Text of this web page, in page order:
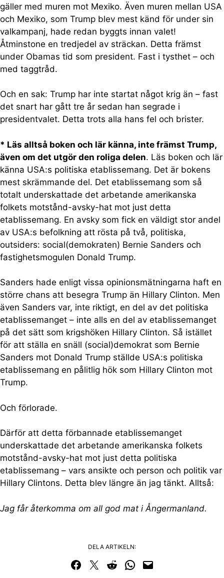
gäller med muren mot Mexiko. Även muren mellan USA
och Mexiko, som Trump blev mest känd för under sin
valkampanj, hade redan byggts innan valet!
Åtminstone en tredjedel av sträckan. Detta främst
under Obamas tid som president. Fast i tysthet – och
med taggtråd.
Och en sak: Trump har inte startat något krig än – fast
det snart har gått tre år sedan han segrade i
presidentvalet. Detta trots alla hans fel och brister.
* Läs alltså boken och lär känna, inte främst Trump,
även om det utgör den roliga delen. Läs boken och lär
känna USA:s politiska etablissemang. Det är bokens
mest skrämmande del. Det etablissemang som så
totalt underskattade det arbetande amerikanska
folkets motstånd-avsky-hat mot just detta
etablissemang. En avsky som fick en väldigt stor andel
av USA:s befolkning att rösta på två, politiska,
outsiders: social(demokraten) Bernie Sanders och
fastighetsmogulen Donald Trump.
Sanders hade enligt vissa opinionsmätningarna haft en
större chans att besegra Trump än Hillary Clinton. Men
även Sanders var, inte riktigt, en del av det politiska
etablissemanget – inte alls en del av etablissemanget
på det sätt som krigshöken Hillary Clinton. Så istället
för att ställa en snäll (social)demokrat som Bernie
Sanders mot Donald Trump ställde USA:s politiska
etablissemang en pålitlig hök som Hillary Clinton mot
Trump.
Och förlorade.
Därför att detta förbannade etablissemanget
underskattade det arbetande amerikanska folkets
motstånd-avsky-hat mot just detta politiska
etablissemang – vars ansikte och person och politik var
Hillary Clintons. Detta blev längre än jag tänkt. Alltså:
Jag får återkomma om all god mat i Ångermanland.
DELA ARTIKELN:
Dela på Facebook
Dela på Twitter
Dela på RedditDela i WhatsApp
Maila en länk